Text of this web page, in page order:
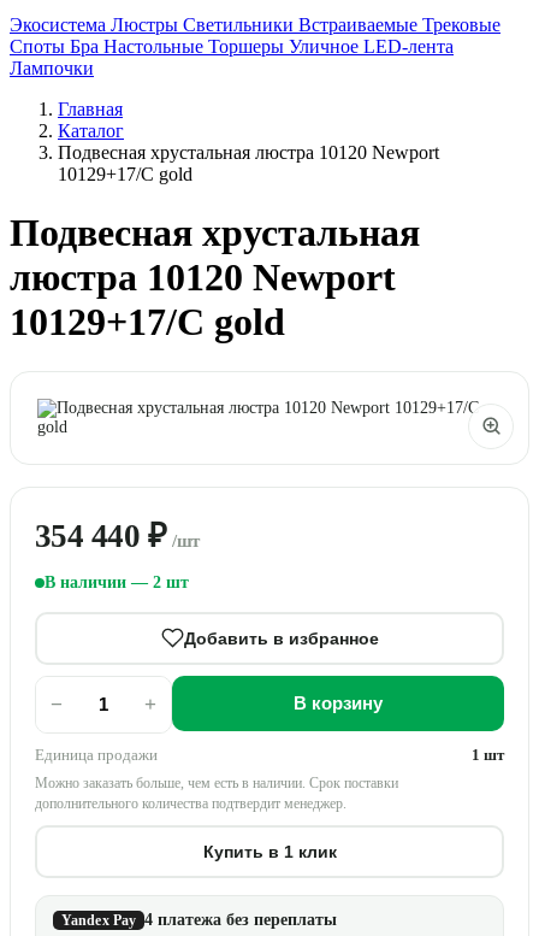
Экосистема Люстры Светильники Встраиваемые Трековые
Споты Бра Настольные Торшеры Уличное LED-лента
Лампочки
Главная
Каталог
Подвесная хрустальная люстра 10120 Newport
10129+17/C gold
Подвесная хрустальная
люстра 10120 Newport
10129+17/C gold
354 440 ₽ /шт
В наличии — 2 шт
Добавить в избранное
− + В корзину
Единица продажи 1 шт
Можно заказать больше, чем есть в наличии. Срок поставки
дополнительного количества подтвердит менеджер.
Купить в 1 клик
Yandex Pay 4 платежа без переплаты